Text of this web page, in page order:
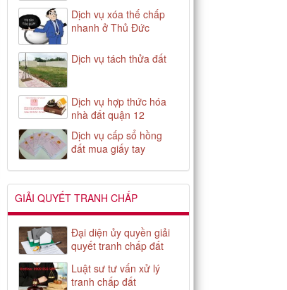
Dịch vụ xóa thế chấp
nhanh ở Thủ Đức
Dịch vụ tách thửa đất
Dịch vụ hợp thức hóa
nhà đất quận 12
Dịch vụ cấp sổ hồng
đất mua giấy tay
GIẢI QUYẾT TRANH CHẤP
Đại diện ủy quyền giải
quyết tranh chấp đất
Luật sư tư vấn xử lý
tranh chấp đất